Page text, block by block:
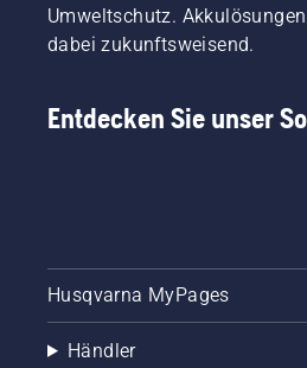
Umweltschutz.
dabei zukunftsweisend.
Entdecken Sie unser
Husqvarna MyPages
Händler